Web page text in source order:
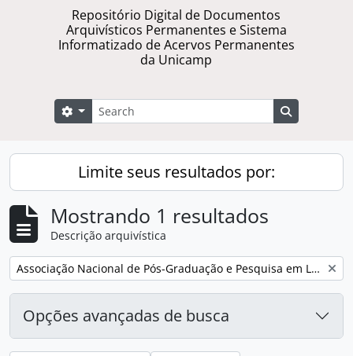
Repositório Digital de Documentos
Arquivísticos Permanentes e Sistema
Informatizado de Acervos Permanentes
da Unicamp
Buscar
Opções de busca
Limite seus resultados por:
Mostrando 1 resultados
Descrição arquivística
Remover filtro: Associação Nacional de Pós-Graduação e Pesquisa em Letras e Linguística
Opções avançadas de busca